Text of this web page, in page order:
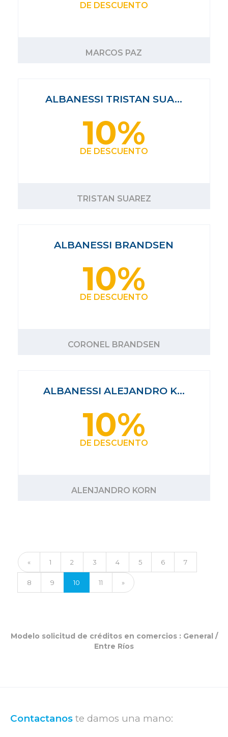
DE DESCUENTO
MARCOS PAZ
ALBANESSI TRISTAN SUA…
10%
DE DESCUENTO
TRISTAN SUAREZ
ALBANESSI BRANDSEN
10%
DE DESCUENTO
CORONEL BRANDSEN
ALBANESSI ALEJANDRO K…
10%
DE DESCUENTO
ALENJANDRO KORN
« 1 2 3 4 5 6 7
8 9 10 11 »
Modelo solicitud de créditos en comercios : General /
Entre Ríos
Contactanos te damos una mano: